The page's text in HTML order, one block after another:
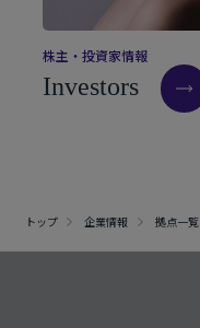
株主 ・ 投資家情報
Investors
トップ 企業情報 拠点一覧